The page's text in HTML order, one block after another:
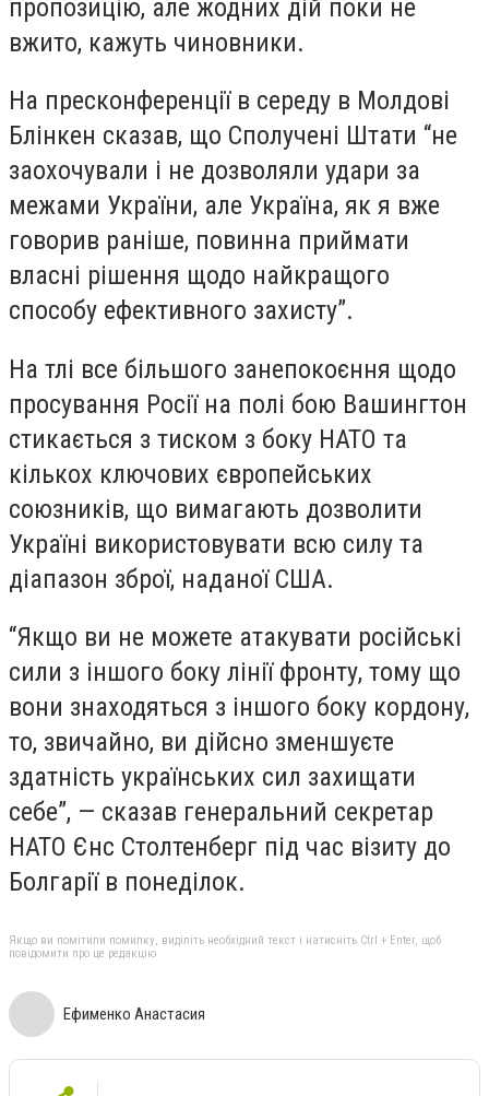
пропозицію, але жодних дій поки не
вжито, кажуть чиновники.
На пресконференції в середу в Молдові
Блінкен сказав, що Сполучені Штати “не
заохочували і не дозволяли удари за
межами України, але Україна, як я вже
говорив раніше, повинна приймати
власні рішення щодо найкращого
способу ефективного захисту”.
На тлі все більшого занепокоєння щодо
просування Росії на полі бою Вашингтон
стикається з тиском з боку НАТО та
кількох ключових європейських
союзників, що вимагають дозволити
Україні використовувати всю силу та
діапазон зброї, наданої США.
“Якщо ви не можете атакувати російські
сили з іншого боку лінії фронту, тому що
вони знаходяться з іншого боку кордону,
то, звичайно, ви дійсно зменшуєте
здатність українських сил захищати
себе”, — сказав генеральний секретар
НАТО Єнс Столтенберг під час візиту до
Болгарії в понеділок.
Якщо ви помітили помилку, виділіть необхідний текст і натисніть Ctrl + Enter, щоб
повідомити про це редакцію
Ефименко Анастасия